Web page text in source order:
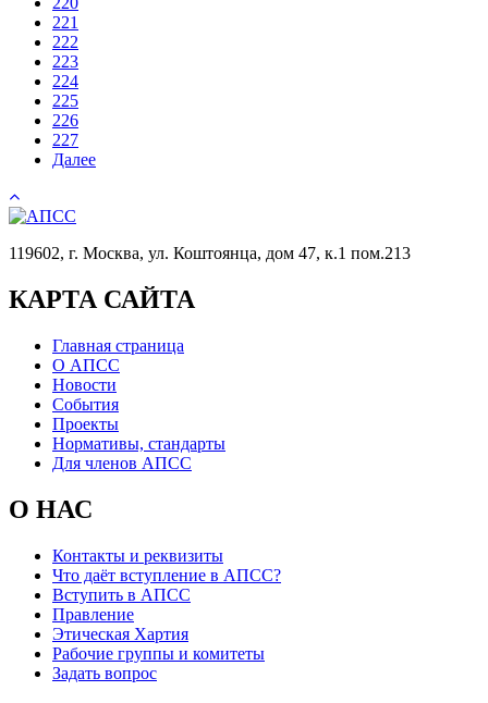
221
222
223
224
225
226
227
Далее
119602, г. Москва, ул. Коштоянца, дом 47, к.1 пом.213
КАРТА САЙТА
Главная страница
О АПСС
Новости
События
Проекты
Нормативы, стандарты
Для членов АПСС
О НАС
Контакты и реквизиты
Что даёт вступление в АПСС?
Вступить в АПСС
Правление
Этическая Хартия
Рабочие группы и комитеты
Задать вопрос